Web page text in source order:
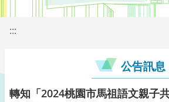
:::
公告訊息
轉知「2024桃園市馬祖語文親子